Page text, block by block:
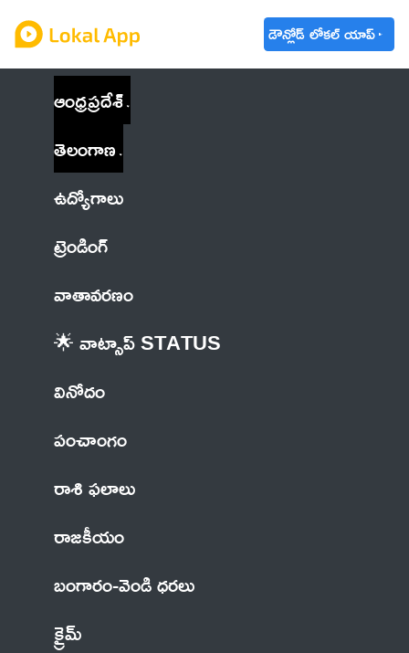
డౌన్లోడ్ లోకల్ యాప్
ఆంధ్రప్రదేశ్
తెలంగాణ
ఉద్యోగాలు
ట్రెండింగ్
వాతావరణం
🌟 వాట్సాప్ STATUS
వినోదం
పంచాంగం
రాశి ఫలాలు
రాజకీయం
బంగారం-వెండి ధరలు
క్రైమ్